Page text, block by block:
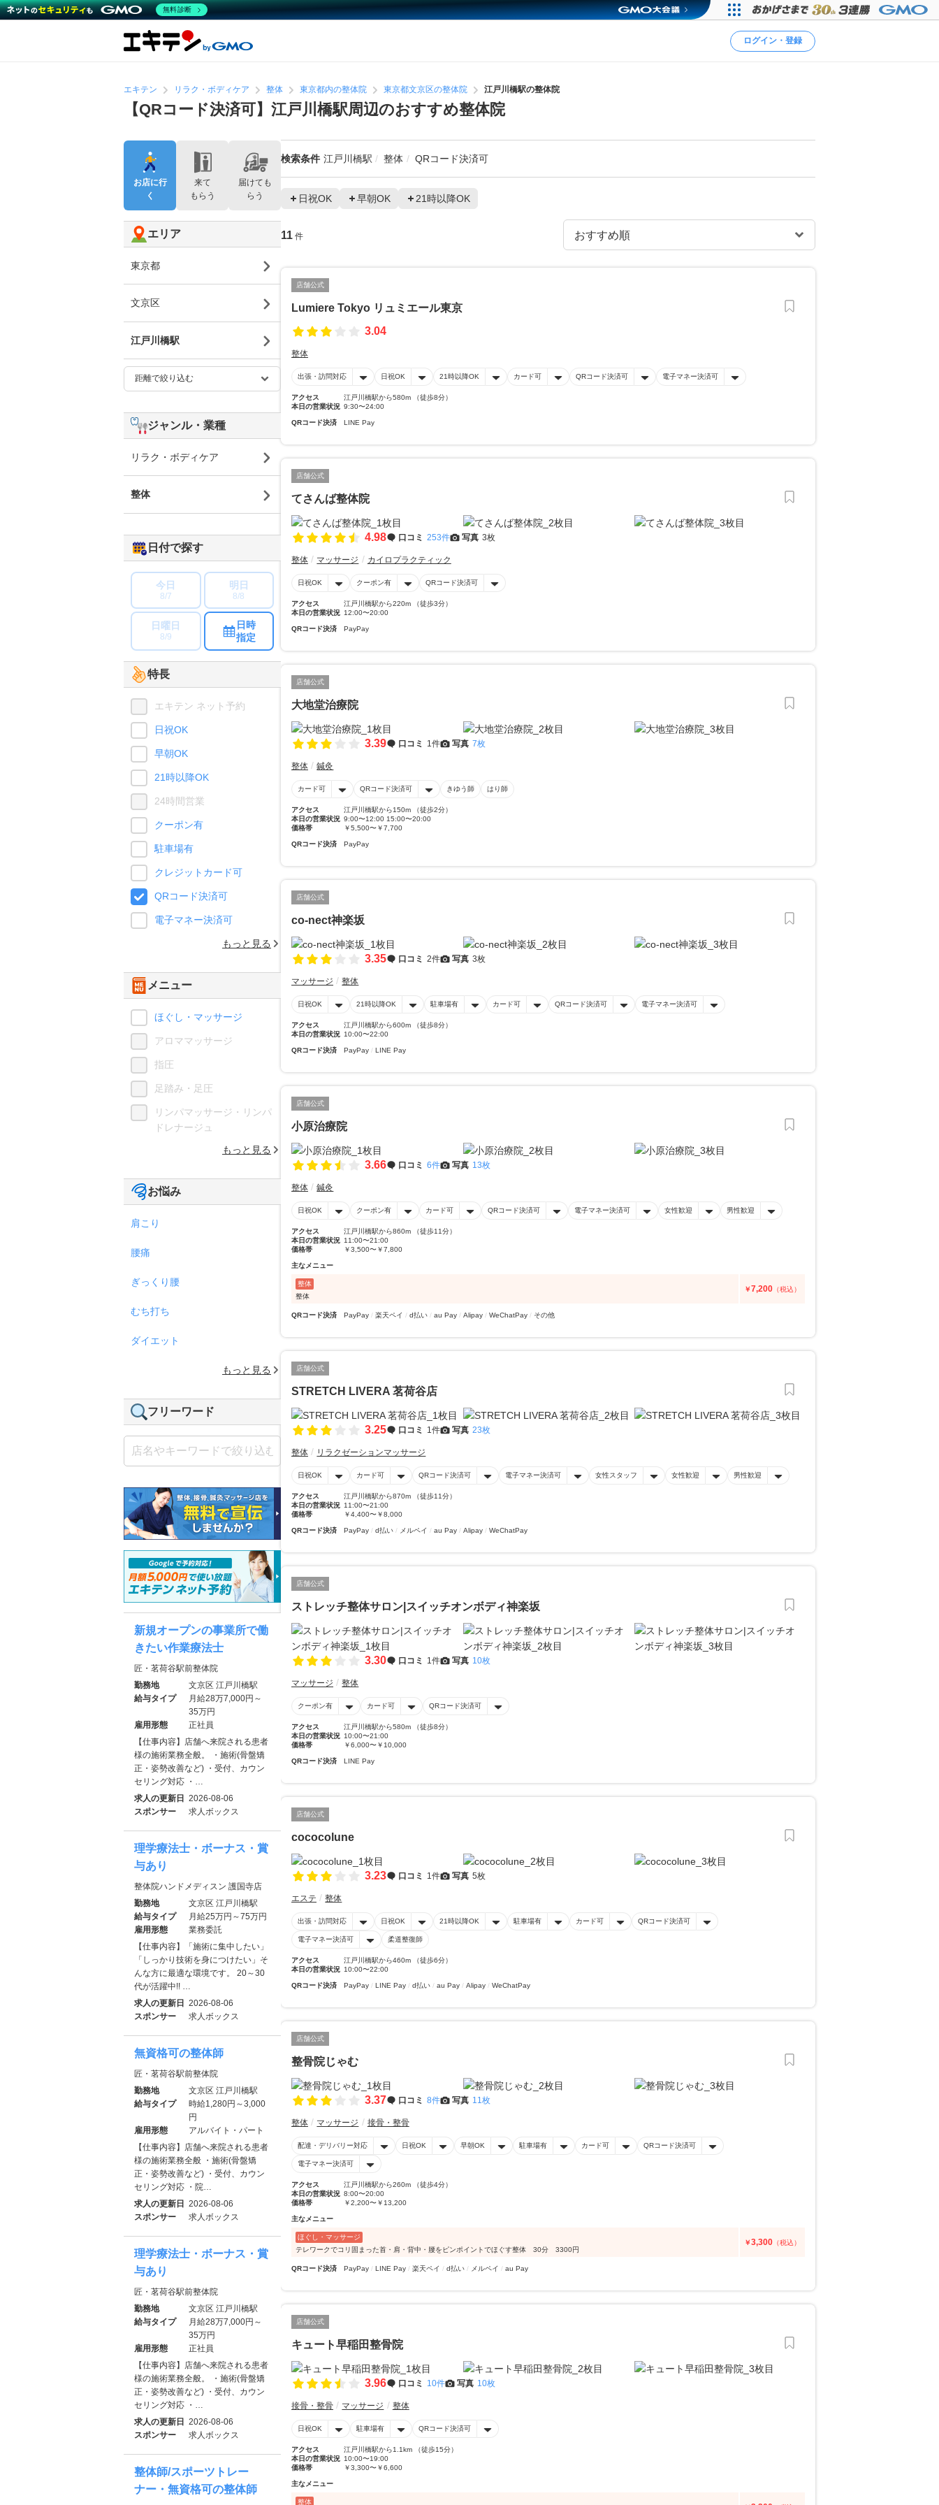
ログイン・登録
エキテン リラク・ボディケア 整体 東京都内の整体院 東京都文京区の整体院 江戸川橋駅の整体院
【QRコード決済可】江戸川橋駅周辺のおすすめ整体院
検索条件 江戸川橋駅 整体 QRコード決済可
日祝OK 早朝OK 21時以降OK
11 件
店舗公式
Lumiere Tokyo リュミエール東京
3.04
整体
出張・訪問対応 日祝OK 21時以降OK カード可 QRコード決済可 電子マネー決済可
アクセス
江戸川橋駅から580m （徒歩8分）
本日の営業状況 9:30〜24:00
QRコード決済 LINE Pay
店舗公式
てさんば整体院
4.98 口コミ 253件 写真 3枚
整体 マッサージ カイロプラクティック
日祝OK クーポン有 QRコード決済可
アクセス
江戸川橋駅から220m （徒歩3分）
本日の営業状況 12:00〜20:00
QRコード決済 PayPay
店舗公式
大地堂治療院
3.39 口コミ 1件 写真 7枚
整体 鍼灸
カード可 QRコード決済可 きゆう師 はり師
アクセス
江戸川橋駅から150m （徒歩2分）
本日の営業状況 9:00〜12:00 15:00〜20:00
価格帯
￥5,500〜￥7,700
QRコード決済 PayPay
店舗公式
co-nect神楽坂
3.35 口コミ 2件 写真 3枚
マッサージ 整体
日祝OK 21時以降OK 駐車場有 カード可 QRコード決済可 電子マネー決済可
アクセス
江戸川橋駅から600m （徒歩8分）
本日の営業状況 10:00〜22:00
QRコード決済 PayPay LINE Pay
店舗公式
小原治療院
3.66 口コミ 6件 写真 13枚
整体 鍼灸
日祝OK クーポン有 カード可 QRコード決済可 電子マネー決済可 女性歓迎 男性歓迎
アクセス
江戸川橋駅から860m （徒歩11分）
本日の営業状況 11:00〜21:00
価格帯
￥3,500〜￥7,800
主なメニュー
整体
整体
￥7,200 （税込）
QRコード決済 PayPay 楽天ペイ d払い au Pay Alipay WeChatPay その他
店舗公式
STRETCH LIVERA 茗荷谷店
3.25 口コミ 1件 写真 23枚
整体 リラクゼーションマッサージ
日祝OK カード可 QRコード決済可 電子マネー決済可 女性スタッフ 女性歓迎 男性歓迎
アクセス
江戸川橋駅から870m （徒歩11分）
本日の営業状況 11:00〜21:00
価格帯
￥4,400〜￥8,000
QRコード決済 PayPay d払い メルペイ au Pay Alipay WeChatPay
店舗公式
ストレッチ整体サロン|スイッチオンボディ神楽坂
3.30 口コミ 1件 写真 10枚
マッサージ 整体
クーポン有 カード可 QRコード決済可
アクセス
江戸川橋駅から580m （徒歩8分）
本日の営業状況 10:00〜21:00
価格帯
￥6,000〜￥10,000
QRコード決済 LINE Pay
店舗公式
cococolune
3.23 口コミ 1件 写真 5枚
エステ 整体
出張・訪問対応 日祝OK 21時以降OK 駐車場有 カード可 QRコード決済可
電子マネー決済可 柔道整復師
アクセス
江戸川橋駅から460m （徒歩6分）
本日の営業状況 10:00〜22:00
QRコード決済 PayPay LINE Pay d払い au Pay Alipay WeChatPay
店舗公式
整骨院じゃむ
3.37 口コミ 8件 写真 11枚
整体 マッサージ 接骨・整骨
配達・デリバリー対応 日祝OK 早朝OK 駐車場有 カード可 QRコード決済可
電子マネー決済可
アクセス
江戸川橋駅から260m （徒歩4分）
本日の営業状況 8:00〜20:00
価格帯
￥2,200〜￥13,200
主なメニュー
ほぐし・マッサージ
テレワークでコリ固まった首・肩・背中・腰をピンポイントでほぐす整体 30分 3300円
￥3,300 （税込）
QRコード決済 PayPay LINE Pay 楽天ペイ d払い メルペイ au Pay
店舗公式
キュート早稲田整骨院
3.96 口コミ 10件 写真 10枚
接骨・整骨 マッサージ 整体
日祝OK 駐車場有 QRコード決済可
アクセス
江戸川橋駅から1.1km （徒歩15分）
本日の営業状況 10:00〜19:00
価格帯
￥3,300〜￥6,600
主なメニュー
整体
お店に行
く
来て
もらう
届けても
らう
エリア
東京都
文京区
江戸川橋駅
ジャンル・業種
リラク・ボディケア
整体
日付で探す
今日
8/7
明日
8/8
日曜日
8/9
日時
指定
特長
エキテン ネット予約
日祝OK
早朝OK
21時以降OK
24時間営業
クーポン有
駐車場有
クレジットカード可
QRコード決済可
電子マネー決済可
もっと見る
メニュー
ほぐし・マッサージ
アロママッサージ
指圧
足踏み・足圧
リンパマッサージ・リンパ
ドレナージュ
もっと見る
お悩み
肩こり
腰痛
ぎっくり腰
むち打ち
ダイエット
もっと見る
フリーワード
新規オープンの事業所で働
きたい作業療法士
匠・茗荷谷駅前整体院
勤務地
文京区 江戸川橋駅
給与タイプ
月給28万7,000円～
35万円
雇用形態
正社員
【仕事内容】店舗へ来院される患者
様の施術業務全般。 ・施術(骨盤矯
正・姿勢改善など) ・受付、カウン
セリング対応 ・…
求人の更新日 2026-08-06
スポンサー
求人ボックス
理学療法士・ボーナス・賞
与あり
整体院ハンドメディスン 護国寺店
勤務地
文京区 江戸川橋駅
給与タイプ
月給25万円～75万円
雇用形態
業務委託
【仕事内容】「施術に集中したい」
「しっかり技術を身につけたい」そ
んな方に最適な環境です。 20～30
代が活躍中!! …
求人の更新日 2026-08-06
スポンサー
求人ボックス
無資格可の整体師
匠・茗荷谷駅前整体院
勤務地
文京区 江戸川橋駅
給与タイプ
時給1,280円～3,000
円
雇用形態
アルバイト・パート
【仕事内容】店舗へ来院される患者
様の施術業務全般 ・施術(骨盤矯
正・姿勢改善など) ・受付、カウン
セリング対応 ・院…
求人の更新日 2026-08-06
スポンサー
求人ボックス
理学療法士・ボーナス・賞
与あり
匠・茗荷谷駅前整体院
勤務地
文京区 江戸川橋駅
給与タイプ
月給28万7,000円～
35万円
雇用形態
正社員
【仕事内容】店舗へ来院される患者
様の施術業務全般。 ・施術(骨盤矯
正・姿勢改善など) ・受付、カウン
セリング対応 ・…
求人の更新日 2026-08-06
スポンサー
求人ボックス
整体師/スポーツトレー
ナー・無資格可の整体師
無料診断